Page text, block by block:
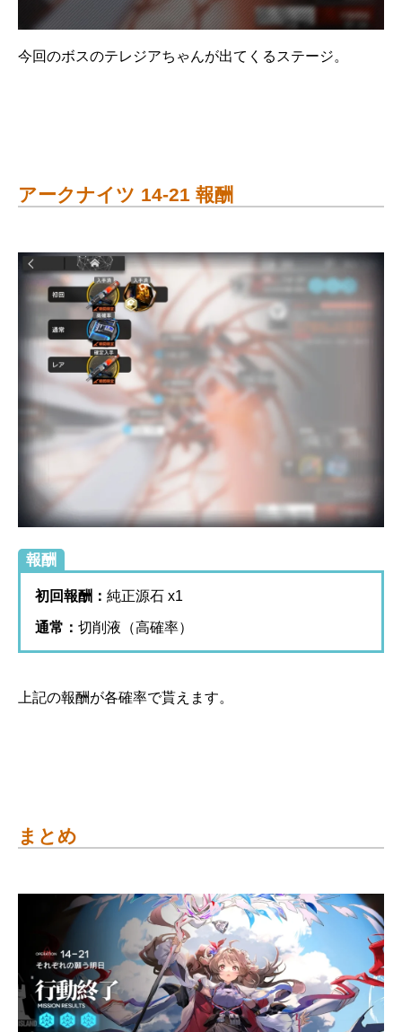
今回のボスのテレジアちゃんが出てくるステージ。
アークナイツ 14-21 報酬
報酬
初回報酬： 純正源石 x1
通常： 切削液（高確率）
上記の報酬が各確率で貰えます。
まとめ